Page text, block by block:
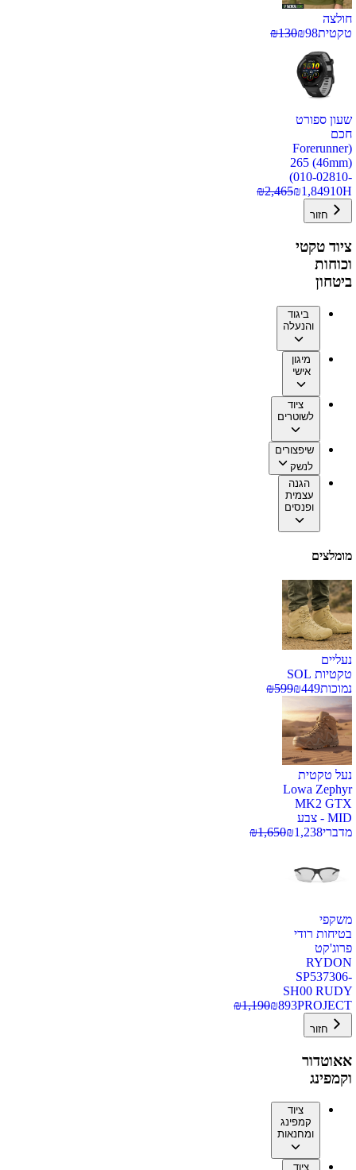
חולצה
טקטית
₪98
₪130
שעון ספורט
חכם
(Forerunner
265 (46mm)
(010-02810-
10H
₪1,849
₪2,465
חזור
ציוד טקטי
וכוחות
ביטחון
ביגוד
והנעלה
מיגון
אישי
ציוד
לשוטרים
שיפצורים
לנשק
הגנה
עצמית
ופנסים
מומלצים
נעליים
טקטיות SOL
נמוכות
₪449
₪599
נעל טקטית
Lowa Zephyr
MK2 GTX
MID - צבע
מדברי
₪1,238
₪1,650
משקפי
בטיחות רודי
פרוג'קט
RYDON
SP537306-
SH00 RUDY
PROJECT
₪893
₪1,190
חזור
אאוטדור
וקמפינג
ציוד
קמפינג
ומחנאות
ציוד